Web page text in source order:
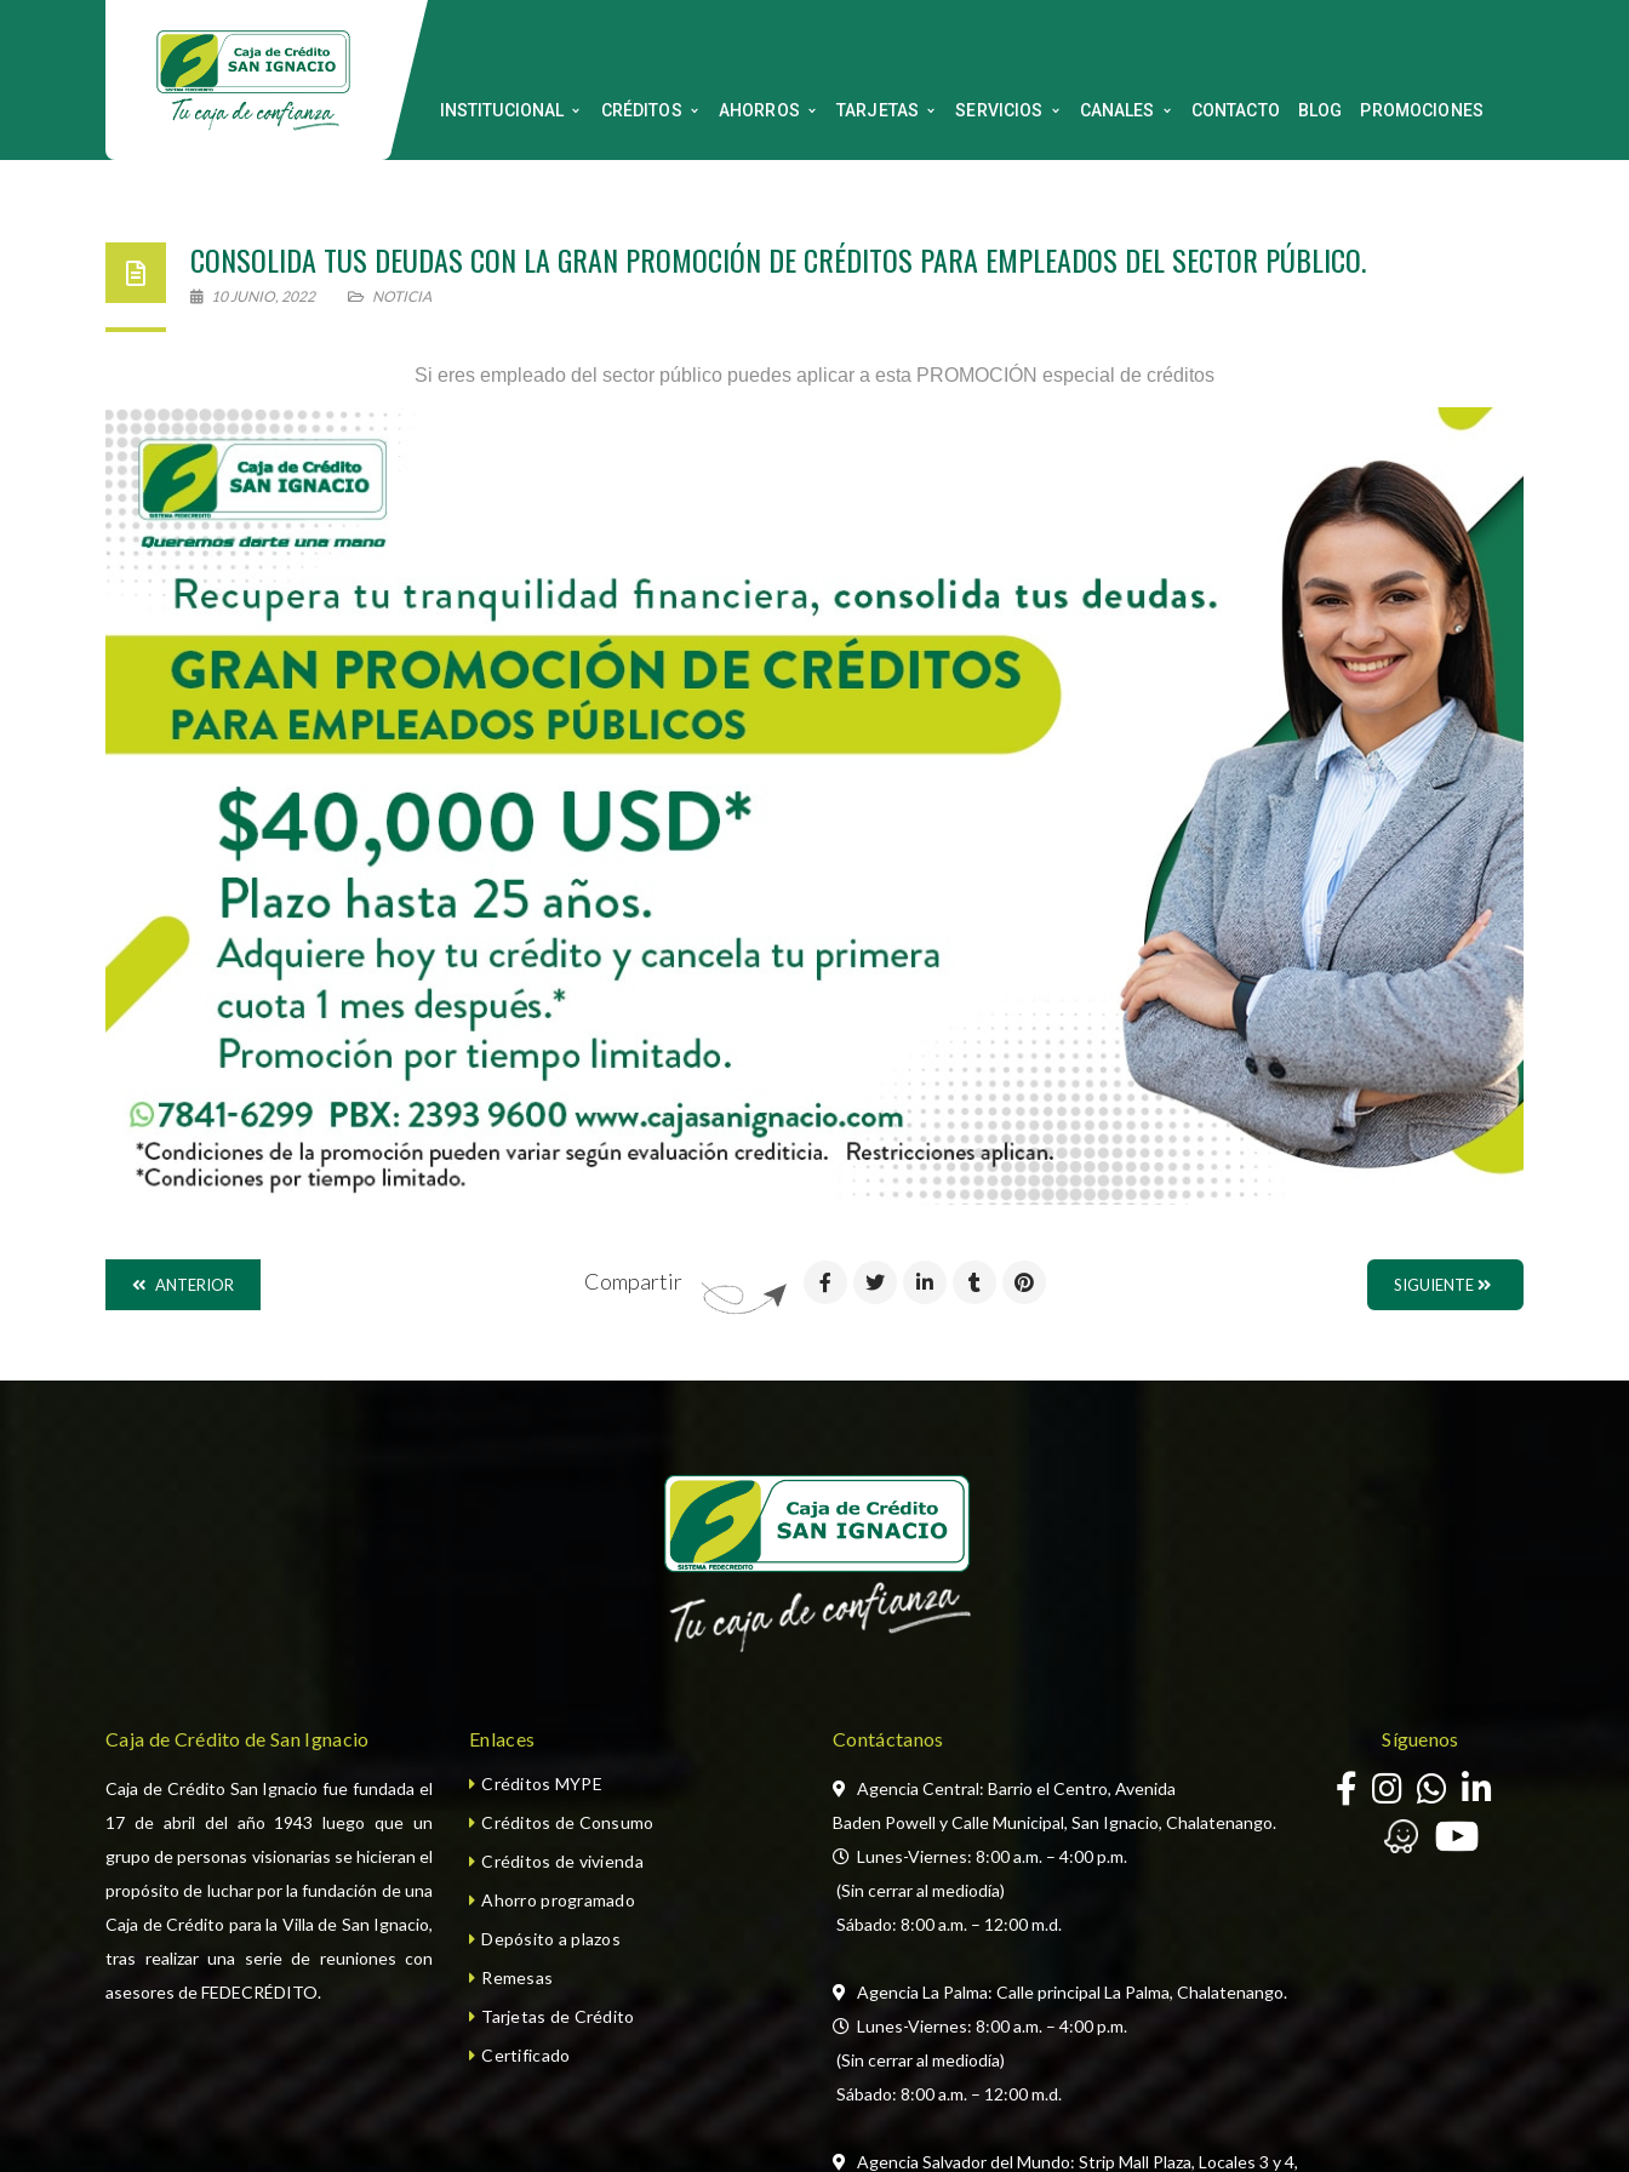
INSTITUCIONAL CRÉDITOS AHORROS TARJETAS SERVICIOS CANALES CONTACTO BLOG PROMOCIONES
CONSOLIDA TUS DEUDAS CON LA GRAN PROMOCIÓN DE CRÉDITOS PARA EMPLEADOS DEL SECTOR PÚBLICO.
10 JUNIO, 2022 NOTICIA
Si eres empleado del sector público puedes aplicar a esta PROMOCIÓN especial de créditos
Compartir
ANTERIOR SIGUIENTE
Caja de Crédito de San Ignacio
Caja de Crédito San Ignacio fue fundada el
17 de abril del año 1943 luego que un
grupo de personas visionarias se hicieran el
propósito de luchar por la fundación de una
Caja de Crédito para la Villa de San Ignacio,
tras realizar una serie de reuniones con
asesores de FEDECRÉDITO.
Enlaces
Créditos MYPE
Créditos de Consumo
Créditos de vivienda
Ahorro programado
Depósito a plazos
Remesas
Tarjetas de Crédito
Certificado
Contáctanos
Agencia Central: Barrio el Centro, Avenida
Baden Powell y Calle Municipal, San Ignacio, Chalatenango.
  Lunes-Viernes: 8:00 a.m. – 4:00 p.m.
(Sin cerrar al mediodía)
Sábado: 8:00 a.m. – 12:00 m.d.
Agencia La Palma: Calle principal La Palma, Chalatenango.
  Lunes-Viernes: 8:00 a.m. – 4:00 p.m.
(Sin cerrar al mediodía)
Sábado: 8:00 a.m. – 12:00 m.d.
Agencia Salvador del Mundo: Strip Mall Plaza, Locales 3 y 4,
Síguenos